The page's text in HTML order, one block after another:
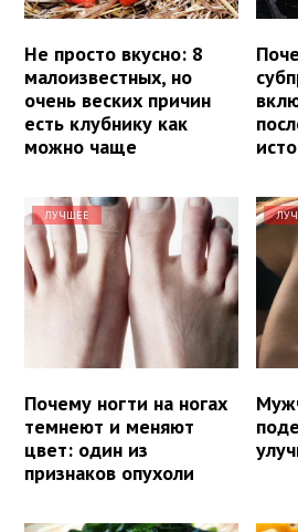
Не просто вкусно: 8
малоизвестных, но
очень веских причин
есть клубнику как
можно чаще
ЛУЧШЕЕ
Почему ногти на ногах
темнеют и меняют
цвет: один из
признаков опухоли